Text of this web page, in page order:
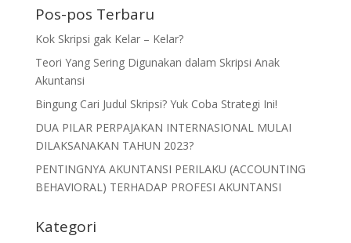
Pos-pos Terbaru
Kok Skripsi gak Kelar – Kelar?
Teori Yang Sering Digunakan dalam Skripsi Anak
Akuntansi
Bingung Cari Judul Skripsi? Yuk Coba Strategi Ini!
DUA PILAR PERPAJAKAN INTERNASIONAL MULAI
DILAKSANAKAN TAHUN 2023?
PENTINGNYA AKUNTANSI PERILAKU (ACCOUNTING
BEHAVIORAL) TERHADAP PROFESI AKUNTANSI
Kategori